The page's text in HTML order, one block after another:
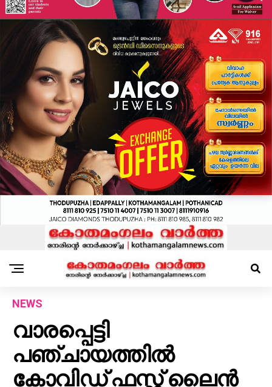
NEWS
വാരപ്പെട്ടി
പഞ്ചായത്തിൽ
കോവിഡ് ഫസ്റ്റ് ലൈൻ